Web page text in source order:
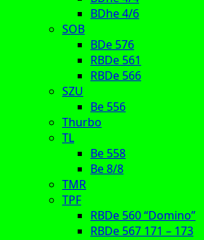
BDhe 4/6
SOB
BDe 576
RBDe 561
RBDe 566
SZU
Be 556
Thurbo
TL
Be 558
Be 8/8
TMR
TPF
RBDe 560 “Domino”
RBDe 567 171 – 173